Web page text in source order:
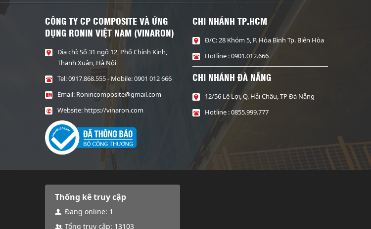
CÔNG TY CP COMPOSITE VÀ ỨNG
DỤNG RONIN VIỆT NAM (VINARON)
Địa chỉ: Số 31 ngõ 12, Phố Chính Kinh,
Thanh Xuân, Hà Nội
Tel:0917.868.555- Mobile:0901 012 666
Email: Ronincomposite@gmail.com
Website: https://vinaron.com
CHI NHÁNH TP.HCM
Đ/C: 28 Khóm 5, P. Hòa Bình Tp. Biên Hòa
Hotline : 0901.012.666
CHI NHÁNH ĐÀ NẴNG
12/56 Lê Lợi, Q. Hải Châu, TP Đà Nẵng
Hotline : 0855.999.777
Thống kê truy cập
Đang online: 1
Tổng truy cập: 13103